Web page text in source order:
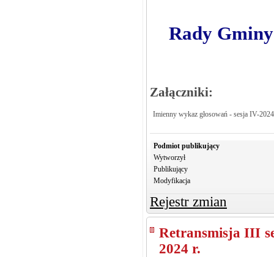
Rady
Załączniki:
Imienny wykaz głosowań - sesja IV-2024
Podmiot publikujący
Wytworzył
Publikujący
Modyfikacja
Rejestr zmian
Retransmisja III
2024 r.